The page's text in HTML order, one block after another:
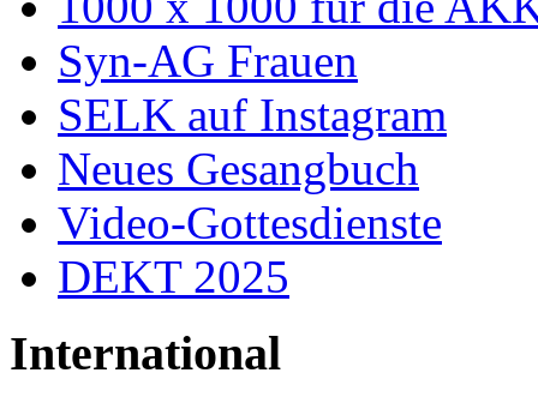
Syn-AG Frauen
SELK auf Instagram
Neues Gesangbuch
Video-Gottesdienste
DEKT 2025
International